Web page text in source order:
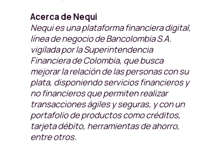
Acerca de Nequi
Nequi es una plataforma financiera digital,
línea de negocio de Bancolombia S.A.
vigilada por la Superintendencia
Financiera de Colombia, que busca
mejorar la relación de las personas con su
plata, disponiendo servicios financieros y
no financieros que permiten realizar
transacciones ágiles y seguras, y con un
portafolio de productos como créditos,
tarjeta débito, herramientas de ahorro,
entre otros.